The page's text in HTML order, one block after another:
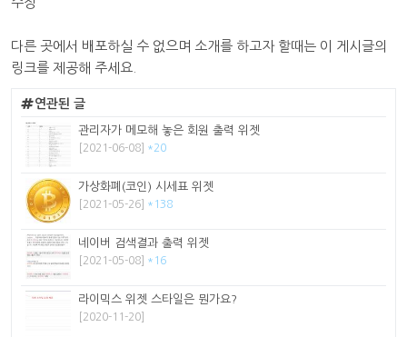
다른 곳에서 배포하실 수 없으며 소개를 하고자 할때는 이 게시글의
링크를 제공해 주세요.
연관된 글
관리자가 메모해 놓은 회원 출력 위젯
[2021-06-08] *20
가상화폐(코인) 시세표 위젯
[2021-05-26] *138
네이버 검색결과 출력 위젯
[2021-05-08] *16
라이믹스 위젯 스타일은 뭔가요?
[2020-11-20]